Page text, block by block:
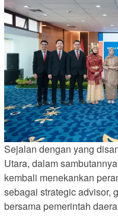
Sejalan dengan yang
Utara, dalam
kembali menekankan
sebagai strategic advisor,
bersama pemerintah